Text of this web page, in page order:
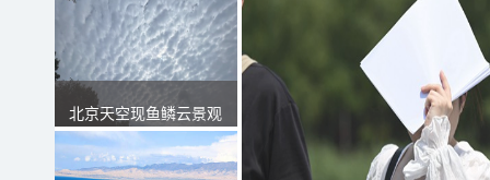
北京天空现鱼鳞云景观